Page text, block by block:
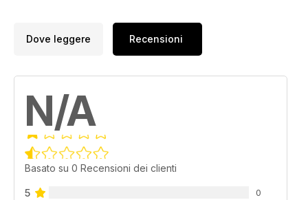
Dove leggere Recensioni
N/A
Basato su 0 Recensioni dei clienti
5 0